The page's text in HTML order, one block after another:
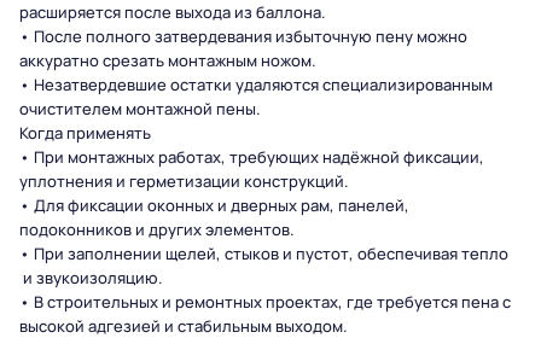
расширяется после выхода из баллона.
• После полного затвердевания избыточную пену можно
аккуратно срезать монтажным ножом.
• Незатвердевшие остатки удаляются специализированным
очистителем монтажной пены.
Когда применять
• При монтажных работах, требующих надёжной фиксации,
уплотнения и герметизации конструкций.
• Для фиксации оконных и дверных рам, панелей,
подоконников и других элементов.
• При заполнении щелей, стыков и пустот, обеспечивая тепло
и звукоизоляцию.
• В строительных и ремонтных проектах, где требуется пена с
высокой адгезией и стабильным выходом.